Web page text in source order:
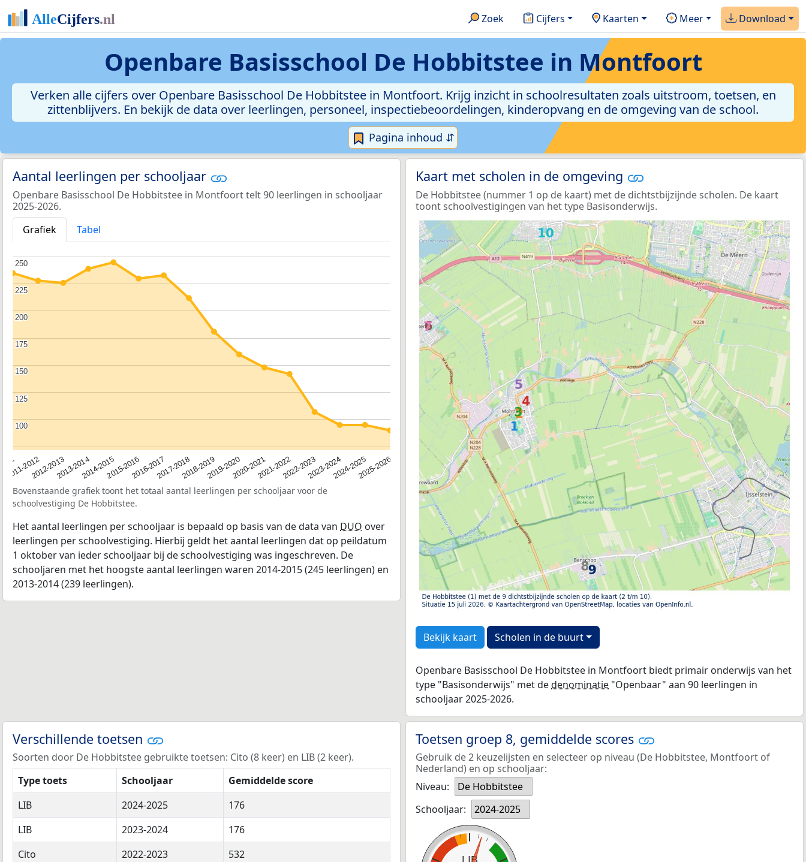
Zoek Cijfers Kaarten Meer Download
Openbare Basisschool De Hobbitstee in Montfoort
Verken alle cijfers over Openbare Basisschool De Hobbitstee in Montfoort. Krijg inzicht in schoolresultaten zoals uitstroom, toetsen, en
zittenblijvers. En bekijk de data over leerlingen, personeel, inspectiebeoordelingen, kinderopvang en de omgeving van de school.
Pagina inhoud ⇵
Aantal leerlingen per schooljaar
Openbare Basisschool De Hobbitstee in Montfoort telt 90 leerlingen in schooljaar
2025-2026.
Grafiek
Tabel
2011-20122012-20132013-20142014-20152015-20162016-20172017-20182018-20192019-20202020-20212021-20222022-20232023-20242024-20252025-2026
100
100
125
125
150
150
175
175
200
200
225
225
250
250
Bovenstaande grafiek toont het totaal aantal leerlingen per schooljaar voor de
schoolvestiging De Hobbitstee.
Het aantal leerlingen per schooljaar is bepaald op basis van de data van DUO over
leerlingen per schoolvestiging. Hierbij geldt het aantal leerlingen dat op peildatum
1 oktober van ieder schooljaar bij de schoolvestiging was ingeschreven. De
schooljaren met het hoogste aantal leerlingen waren 2014-2015 (245 leerlingen) en
2013-2014 (239 leerlingen).
Kaart met scholen in de omgeving
De Hobbitstee (nummer 1 op de kaart) met de dichtstbijzijnde scholen. De kaart
toont schoolvestigingen van het type Basisonderwijs.
Bekijk kaart Scholen in de buurt
Openbare Basisschool De Hobbitstee in Montfoort biedt primair onderwijs van het
type "Basisonderwijs" met dedenominatie "Openbaar" aan 90 leerlingen in
schooljaar 2025-2026.
Verschillende toetsen
Soorten door De Hobbitstee gebruikte toetsen: Cito (8 keer) en LIB (2 keer).
Type toets
Schooljaar
Gemiddelde score
LIB
2024-2025
176
LIB
2023-2024
176
Cito
2022-2023
532
Toetsen groep 8, gemiddelde scores
Gebruik de 2 keuzelijsten en selecteer op niveau (De Hobbitstee, Montfoort of
Nederland) en op schooljaar:
Niveau:
De Hobbitstee
Schooljaar:
2024-2025